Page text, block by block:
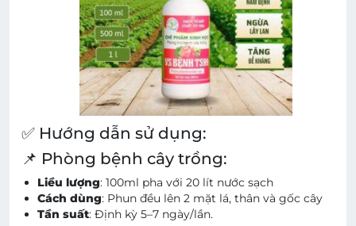
✅ Hướng dẫn sử dụng:
📌 Phòng bệnh cây trồng:
Liều lượng: 100ml pha với 20 lít nước sạch
Cách dùng: Phun đều lên 2 mặt lá, thân và gốc cây
Tần suất: Định kỳ 5–7 ngày/lần.